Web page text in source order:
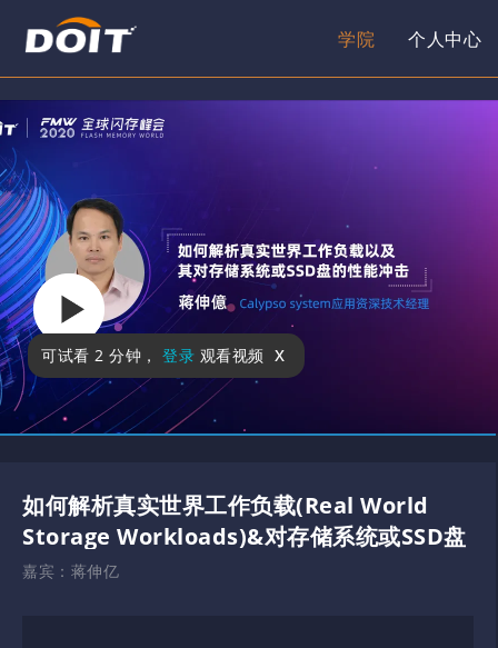
学院 个人中心
可试看 2 分钟 ， 登录 观看视频 x
如何解析真实世界工作负载(Real World
Storage Workloads)&对存储系统或SSD盘
的性能冲击
嘉宾： 蒋伸亿